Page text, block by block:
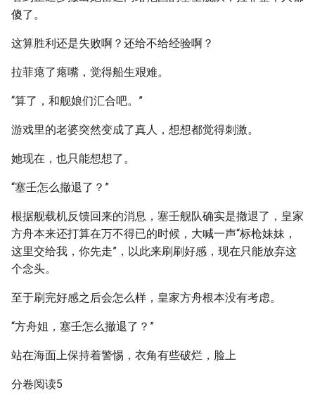
傻了。
这算胜利还是失败啊？还给不给经验啊？
拉菲瘪了瘪嘴，觉得船生艰难。
“算了，和舰娘们汇合吧。”
游戏里的老婆突然变成了真人，想想都觉得刺激。
她现在，也只能想想了。
“塞壬怎么撤退了？”
根据舰载机反馈回来的消息，塞壬舰队确实是撤退了，皇家
方舟本来还打算在万不得已的时候，大喊一声“标枪妹妹，
这里交给我，你先走”，以此来刷刷好感，现在只能放弃这
个念头。
至于刷完好感之后会怎么样，皇家方舟根本没有考虑。
“方舟姐，塞壬怎么撤退了？”
站在海面上保持着警惕，衣角有些破烂，脸上
分卷阅读5